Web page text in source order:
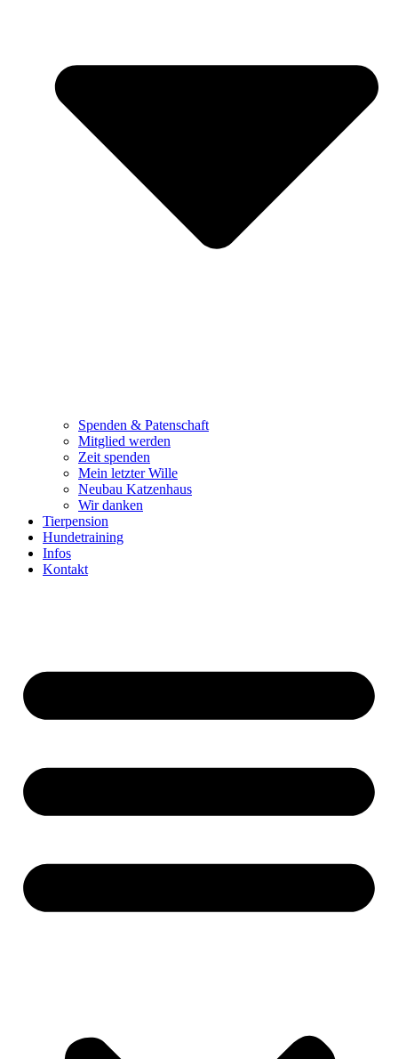
Spenden & Patenschaft
Mitglied werden
Zeit spenden
Mein letzter Wille
Neubau Katzenhaus
Wir danken
Tierpension
Hundetraining
Infos
Kontakt